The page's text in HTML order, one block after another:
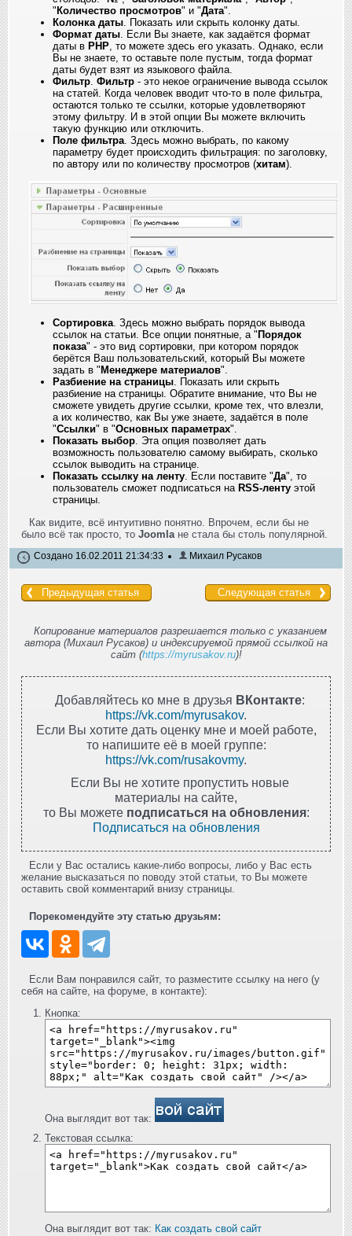
" Количество просмотров" и "Дата".
Колонка даты. Показать или скрыть колонку даты.
Формат даты. Если Вы знаете, как задаётся формат
даты в PHP, то можете здесь его указать. Однако, если
Вы не знаете, то оставьте поле пустым, тогда формат
даты будет взят из языкового файла.
Фильтр. Фильтр - это некое ограничение вывода ссылок
на статей. Когда человек вводит что-то в поле фильтра,
остаются только те ссылки, которые удовлетворяют
этому фильтру. И в этой опции Вы можете включить
такую функцию или отключить.
Поле фильтра. Здесь можно выбрать, по какому
параметру будет происходить фильтрация: по заголовку,
по автору или по количеству просмотров (хитам).
Сортировка. Здесь можно выбрать порядок вывода
ссылок на статьи. Все опции понятные, а " Порядок
показа" - это вид сортировки, при котором порядок
берётся Ваш пользовательский, который Вы можете
задать в " Менеджере материалов".
Разбиение на страницы. Показать или скрыть
разбиение на страницы. Обратите внимание, что Вы не
сможете увидеть другие ссылки, кроме тех, что влезли,
а их количество, как Вы уже знаете, задаётся в поле
"Ссылки" в "Основных параметрах".
Показать выбор. Эта опция позволяет дать
возможность пользователю самому выбирать, сколько
ссылок выводить на странице.
Показать ссылку на ленту. Если поставите "Да", то
пользователь сможет подписаться на RSS-ленту этой
страницы.
Как видите, всё интуитивно понятно. Впрочем, если бы не
было всё так просто, то Joomla не стала бы столь популярной.
Создано 16.02.2011 21:34:33 Михаил Русаков
Предыдущая статья Следующая статья
Копирование материалов разрешается только с указанием
автора (Михаил Русаков) и индексируемой прямой ссылкой на
сайт (https://myrusakov.ru)!
Добавляйтесь ко мне в друзья ВКонтакте:
https://vk.com/myrusakov.
Если Вы хотите дать оценку мне и моей работе,
то напишите её в моей группе:
https://vk.com/rusakovmy.
Если Вы не хотите пропустить новые
материалы на сайте,
то Вы можете подписаться на обновления:
Подписаться на обновления
Если у Вас остались какие-либо вопросы, либо у Вас есть
желание высказаться по поводу этой статьи, то Вы можете
оставить свой комментарий внизу страницы.
Порекомендуйте эту статью друзьям:
Если Вам понравился сайт, то разместите ссылку на него (у
себя на сайте, на форуме, в контакте):
Кнопка:
Она выглядит вот так:
Текстовая ссылка:
Она выглядит вот так: Как создать свой сайт